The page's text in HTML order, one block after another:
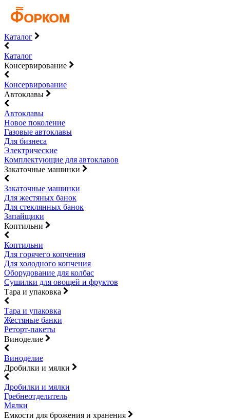
Каталог
Каталог
Консервирование
Консервирование
Автоклавы
Автоклавы
Новое поколение
Газовые автоклавы
Для бизнеса
Электрические
Комплектующие для автоклавов
Закаточные машинки
Закаточные машинки
Для жестяных банок
Для стеклянных банок
Запайщики
Коптильни
Коптильни
Для горячего копчения
Для холодного копчения
Оборудование для колбас
Сушилки для овощей и фруктов
Тара и упаковка
Тара и упаковка
Жестяные банки
Реторт-пакеты
Виноделие
Виноделие
Дробилки и мялки
Дробилки и мялки
Гребнеотделитель
Мялки
Емкости для брожения и хранения